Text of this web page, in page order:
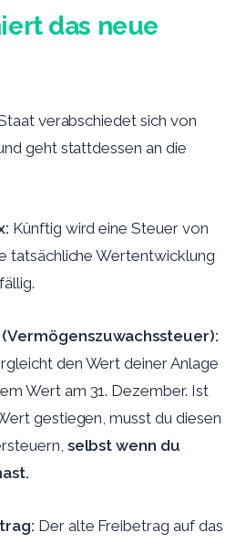
das neue
verabschiedet sich von
geht stattdessen an die
Künftig wird eine Steuer von
tatsächliche Wertentwicklung
den Wert deiner Anlage
Wert am 31. Dezember. Ist
gestiegen, musst du diesen
selbst wenn du
Der alte Freibetrag auf das